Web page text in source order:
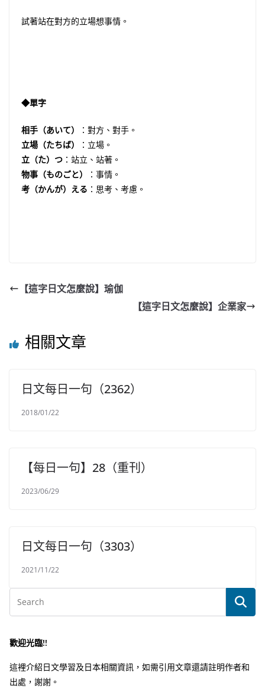
試著站在對方的立場想事情。
◆單字
相手（あいて）
：對方、對手。
立場（たちば）
：立場。
立（た）つ ：站立、站著。
物事（ものごと）
：事情。
考（かんが）える ：思考、考慮。
【這字日文怎麼說】瑜伽
【這字日文怎麼說】企業家
相關文章
日文每日一句（2362）
2018/01/22
【每日一句】28（重刊）
2023/06/29
日文每日一句（3303）
2021/11/22
歡迎光臨!!
這裡介紹日文學習及日本相關資訊，如需引用文章還請註明作者和
出處，謝謝。